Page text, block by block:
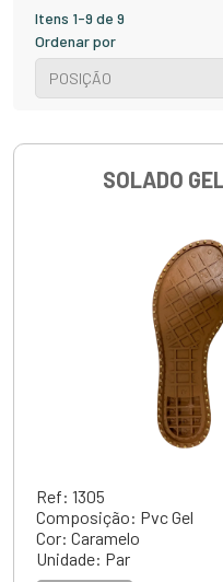
Itens 1-9 de 9
Ordenar por
SOLADO
Ref: 1305
Composição: Pvc Gel
Cor: Caramelo
Unidade: Par